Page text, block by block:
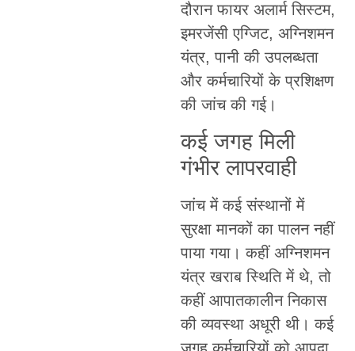
दौरान फायर अलार्म सिस्टम,
इमरजेंसी एग्जिट, अग्निशमन
यंत्र, पानी की उपलब्धता
और कर्मचारियों के प्रशिक्षण
की जांच की गई।
कई जगह मिली
गंभीर लापरवाही
जांच में कई संस्थानों में
सुरक्षा मानकों का पालन नहीं
पाया गया। कहीं अग्निशमन
यंत्र खराब स्थिति में थे, तो
कहीं आपातकालीन निकास
की व्यवस्था अधूरी थी। कई